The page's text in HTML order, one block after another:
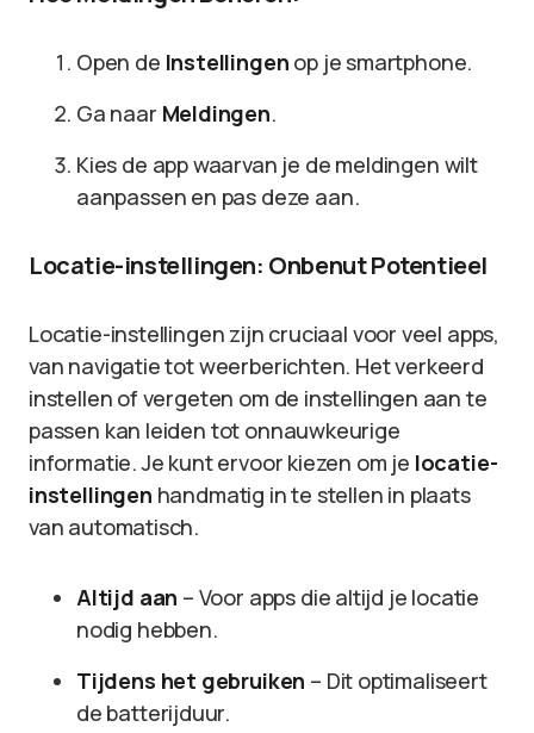
Open de Instellingen op je smartphone.
Ga naar Meldingen.
Kies de app waarvan je de meldingen wilt
aanpassen en pas deze aan.
Locatie-instellingen: Onbenut Potentieel
Locatie-instellingen zijn cruciaal voor veel apps,
van navigatie tot weerberichten. Het verkeerd
instellen of vergeten om de instellingen aan te
passen kan leiden tot onnauwkeurige
informatie. Je kunt ervoor kiezen om je locatie-
instellingen handmatig in te stellen in plaats
van automatisch.
Altijd aan – Voor apps die altijd je locatie
nodig hebben.
Tijdens het gebruiken – Dit optimaliseert
de batterijduur.